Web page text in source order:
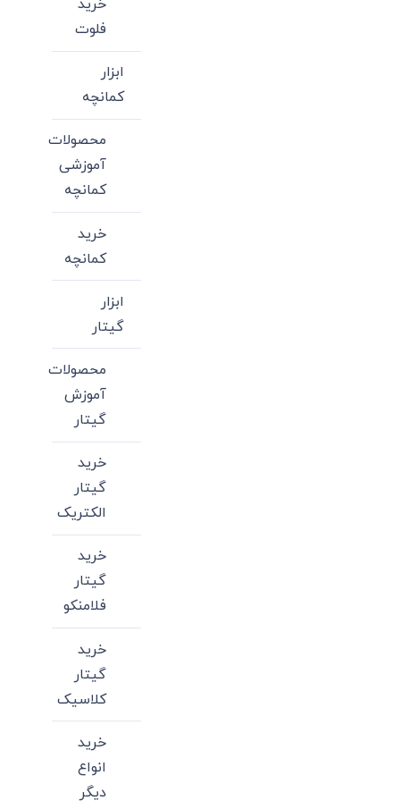
خرید
فلوت
ابزار
کمانچه
محصولات
آموزشی
کمانچه
خرید
کمانچه
ابزار
گیتار
محصولات
آموزش
گیتار
خرید
گیتار
الکتریک
خرید
گیتار
فلامنکو
خرید
گیتار
کلاسیک
خرید
انواع
دیگر